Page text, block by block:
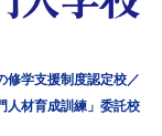
修学支援制度認定校／
人材育成訓練」委託校